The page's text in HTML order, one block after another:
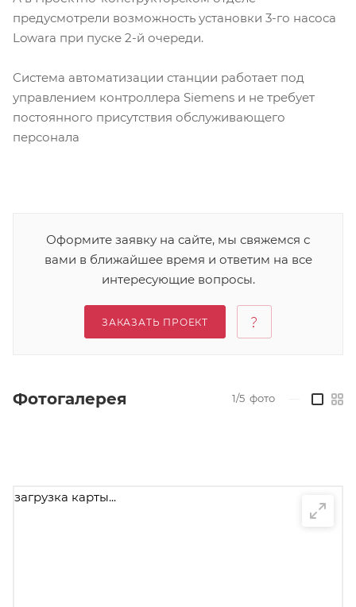
предусмотрели возможность установки 3-го насоса
Lowara при пуске 2-й очереди.
Система автоматизации станции работает под
управлением контроллера Siemens и не требует
постоянного присутствия обслуживающего
персонала
Оформите заявку на сайте, мы свяжемся с
вами в ближайшее время и ответим на все
интересующие вопросы.
ЗАКАЗАТЬ ПРОЕКТ
Фотогалерея 1/5 фото
загрузка карты...